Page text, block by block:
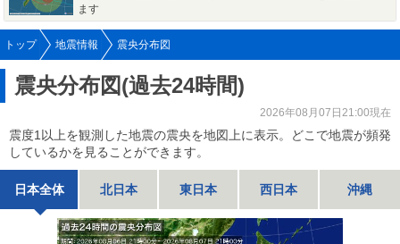
ます
トップ 地震情報 震央分布図
震央分布図(過去24時間)
2026年08月07日21:00現在
震度1以上を観測した地震の震央を地図上に表示。どこで地震が頻発
しているかを見ることができます。
日本全体 北日本 東日本 西日本 沖縄